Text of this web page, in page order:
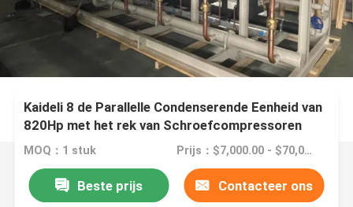
Kaideli 8 de Parallelle Condenserende Eenheid van
820Hp met het rek van Schroefcompressoren
MOQ：1 stuk Prijs：$7,000.00 - $70,000.00/sets
Beste prijs Contacteer ons